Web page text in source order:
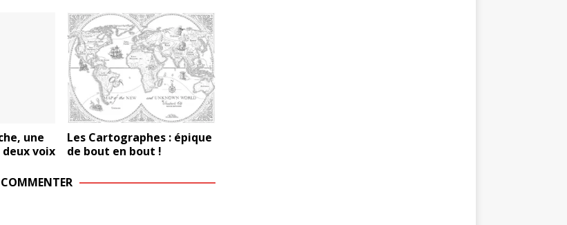
une
voix
Les Cartographes : épique
de bout en bout !
COMMENTER